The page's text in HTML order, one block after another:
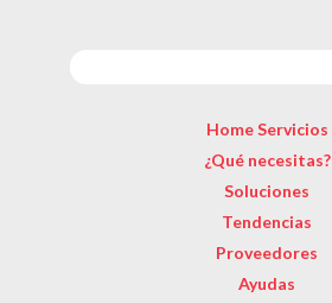
Home Servicios
¿Qué necesitas?
Soluciones
Tendencias
Proveedores
Ayudas